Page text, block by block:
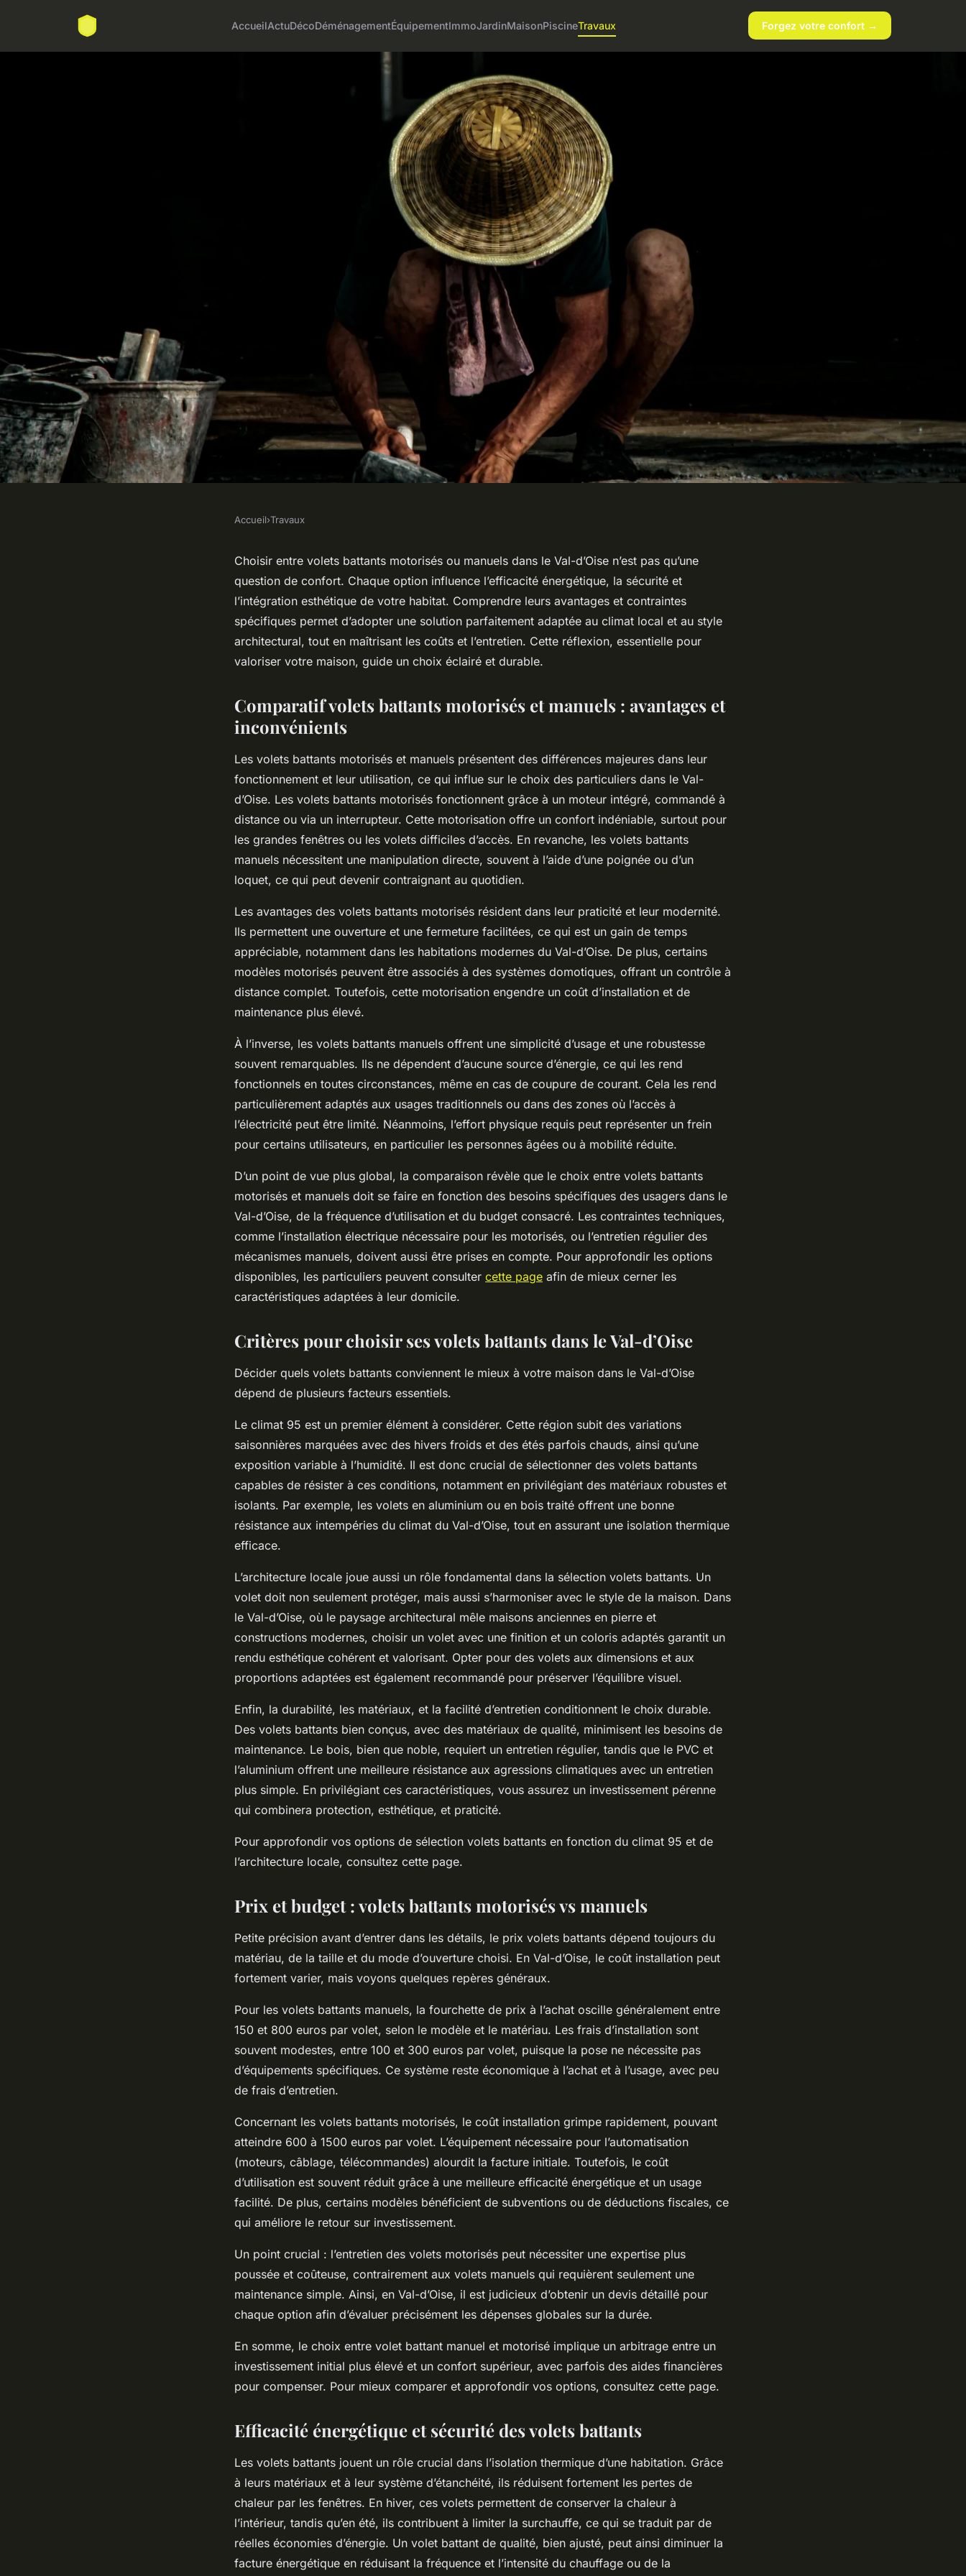
AccueilActuDécoDéménagementÉquipementImmoJardinMaisonPiscineTravaux Forgez votre confort →
Les meilleurs volets battants 95 :
motorisés ou manuels ?
Accueil›Travaux
Choisir entre volets battants motorisés ou manuels dans le Val-d’Oise n’est pas qu’une
question de confort. Chaque option influence l’efficacité énergétique, la sécurité et
l’intégration esthétique de votre habitat. Comprendre leurs avantages et contraintes
spécifiques permet d’adopter une solution parfaitement adaptée au climat local et au style
architectural, tout en maîtrisant les coûts et l’entretien. Cette réflexion, essentielle pour
valoriser votre maison, guide un choix éclairé et durable.
Comparatif volets battants motorisés et manuels : avantages et
inconvénients
Les volets battants motorisés et manuels présentent des différences majeures dans leur
fonctionnement et leur utilisation, ce qui influe sur le choix des particuliers dans le Val-
d’Oise. Les volets battants motorisés fonctionnent grâce à un moteur intégré, commandé à
distance ou via un interrupteur. Cette motorisation offre un confort indéniable, surtout pour
les grandes fenêtres ou les volets difficiles d’accès. En revanche, les volets battants
manuels nécessitent une manipulation directe, souvent à l’aide d’une poignée ou d’un
loquet, ce qui peut devenir contraignant au quotidien.
Les avantages des volets battants motorisés résident dans leur praticité et leur modernité.
Ils permettent une ouverture et une fermeture facilitées, ce qui est un gain de temps
appréciable, notamment dans les habitations modernes du Val-d’Oise. De plus, certains
modèles motorisés peuvent être associés à des systèmes domotiques, offrant un contrôle à
distance complet. Toutefois, cette motorisation engendre un coût d’installation et de
maintenance plus élevé.
À l’inverse, les volets battants manuels offrent une simplicité d’usage et une robustesse
souvent remarquables. Ils ne dépendent d’aucune source d’énergie, ce qui les rend
fonctionnels en toutes circonstances, même en cas de coupure de courant. Cela les rend
particulièrement adaptés aux usages traditionnels ou dans des zones où l’accès à
l’électricité peut être limité. Néanmoins, l’effort physique requis peut représenter un frein
pour certains utilisateurs, en particulier les personnes âgées ou à mobilité réduite.
D’un point de vue plus global, la comparaison révèle que le choix entre volets battants
motorisés et manuels doit se faire en fonction des besoins spécifiques des usagers dans le
Val-d’Oise, de la fréquence d’utilisation et du budget consacré. Les contraintes techniques,
comme l’installation électrique nécessaire pour les motorisés, ou l’entretien régulier des
mécanismes manuels, doivent aussi être prises en compte. Pour approfondir les options
disponibles, les particuliers peuvent consulter cette page afin de mieux cerner les
caractéristiques adaptées à leur domicile.
Critères pour choisir ses volets battants dans le Val-d’Oise
Décider quels volets battants conviennent le mieux à votre maison dans le Val-d’Oise
dépend de plusieurs facteurs essentiels.
Le climat 95 est un premier élément à considérer. Cette région subit des variations
saisonnières marquées avec des hivers froids et des étés parfois chauds, ainsi qu’une
exposition variable à l’humidité. Il est donc crucial de sélectionner des volets battants
capables de résister à ces conditions, notamment en privilégiant des matériaux robustes et
isolants. Par exemple, les volets en aluminium ou en bois traité offrent une bonne
résistance aux intempéries du climat du Val-d’Oise, tout en assurant une isolation thermique
efficace.
L’architecture locale joue aussi un rôle fondamental dans la sélection volets battants. Un
volet doit non seulement protéger, mais aussi s’harmoniser avec le style de la maison. Dans
le Val-d’Oise, où le paysage architectural mêle maisons anciennes en pierre et
constructions modernes, choisir un volet avec une finition et un coloris adaptés garantit un
rendu esthétique cohérent et valorisant. Opter pour des volets aux dimensions et aux
proportions adaptées est également recommandé pour préserver l’équilibre visuel.
Enfin, la durabilité, les matériaux, et la facilité d’entretien conditionnent le choix durable.
Des volets battants bien conçus, avec des matériaux de qualité, minimisent les besoins de
maintenance. Le bois, bien que noble, requiert un entretien régulier, tandis que le PVC et
l’aluminium offrent une meilleure résistance aux agressions climatiques avec un entretien
plus simple. En privilégiant ces caractéristiques, vous assurez un investissement pérenne
qui combinera protection, esthétique, et praticité.
Pour approfondir vos options de sélection volets battants en fonction du climat 95 et de
l’architecture locale, consultez cette page.
Prix et budget : volets battants motorisés vs manuels
Petite précision avant d’entrer dans les détails, le prix volets battants dépend toujours du
matériau, de la taille et du mode d’ouverture choisi. En Val-d’Oise, le coût installation peut
fortement varier, mais voyons quelques repères généraux.
Pour les volets battants manuels, la fourchette de prix à l’achat oscille généralement entre
150 et 800 euros par volet, selon le modèle et le matériau. Les frais d’installation sont
souvent modestes, entre 100 et 300 euros par volet, puisque la pose ne nécessite pas
d’équipements spécifiques. Ce système reste économique à l’achat et à l’usage, avec peu
de frais d’entretien.
Concernant les volets battants motorisés, le coût installation grimpe rapidement, pouvant
atteindre 600 à 1500 euros par volet. L’équipement nécessaire pour l’automatisation
(moteurs, câblage, télécommandes) alourdit la facture initiale. Toutefois, le coût
d’utilisation est souvent réduit grâce à une meilleure efficacité énergétique et un usage
facilité. De plus, certains modèles bénéficient de subventions ou de déductions fiscales, ce
qui améliore le retour sur investissement.
Un point crucial : l’entretien des volets motorisés peut nécessiter une expertise plus
poussée et coûteuse, contrairement aux volets manuels qui requièrent seulement une
maintenance simple. Ainsi, en Val-d’Oise, il est judicieux d’obtenir un devis détaillé pour
chaque option afin d’évaluer précisément les dépenses globales sur la durée.
En somme, le choix entre volet battant manuel et motorisé implique un arbitrage entre un
investissement initial plus élevé et un confort supérieur, avec parfois des aides financières
pour compenser. Pour mieux comparer et approfondir vos options, consultez cette page.
Efficacité énergétique et sécurité des volets battants
Les volets battants jouent un rôle crucial dans l’isolation thermique d’une habitation. Grâce
à leurs matériaux et à leur système d’étanchéité, ils réduisent fortement les pertes de
chaleur par les fenêtres. En hiver, ces volets permettent de conserver la chaleur à
l’intérieur, tandis qu’en été, ils contribuent à limiter la surchauffe, ce qui se traduit par de
réelles économies d’énergie. Un volet battant de qualité, bien ajusté, peut ainsi diminuer la
facture énergétique en réduisant la fréquence et l’intensité du chauffage ou de la